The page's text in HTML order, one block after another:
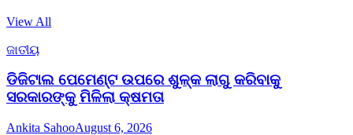
View All
ଜାତୀୟ
ଡିଜିଟାଲ ପେମେଣ୍ଟ ଉପରେ ଶୁଳ୍କ ଲାଗୁ କରିବାକୁ
ସରକାରଙ୍କୁ ମିଳିଲା କ୍ଷମତା
Ankita SahooAugust 6, 2026